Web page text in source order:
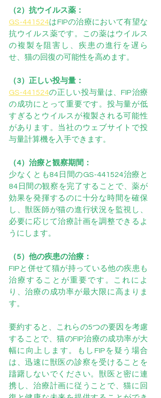
（2）抗ウイルス薬：
GS-441524はFIPの治療において有望な
抗ウイルス薬です。この薬はウイルス
の複製を阻害し、疾患の進行を遅ら
せ、猫の回復の可能性を高めます。
（3）正しい投与量：
GS-441524の正しい投与量は、FIP治療
の成功にとって重要です。投与量が低
すぎるとウイルスが複製される可能性
があります。当社のウェブサイトで投
与量計算機を入手できます。
（4）治療と観察期間：
少なくとも84日間のGS-441524治療と
84日間の観察を完了することで、薬が
効果を発揮するのに十分な時間を確保
し、獣医師が猫の進行状況を監視し、
必要に応じて治療計画を調整できるよ
うにします。
（5）他の疾患の治療：
FIPと併せて猫が持っている他の疾患も
治療することが重要です。これによ
り、治療の成功率が最大限に高まりま
す。
要約すると、これらの5つの要因を考慮
することで、猫のFIP治療の成功率が大
幅に向上します。もしFIPを疑う場合
は、迅速に獣医の診察を受けることを
躊躇しないでください。獣医と密に連
携し、治療計画に従うことで、猫に回